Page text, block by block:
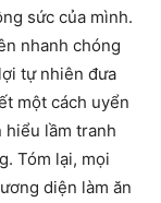
sức của mình.
nhanh chóng
tự nhiên đưa
một cách uyển
hiểu lầm tranh
Tóm lại, mọi
diện làm ăn